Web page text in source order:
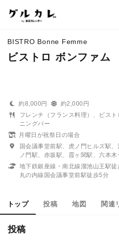
BISTRO Bonne Femme
ビストロ ボンファム
約8,000円
約2,000円
フレンチ（フランス料理）、ビスト
ニングバー
月曜日が祝祭日の場合
国会議事堂前駅、虎ノ門ヒルズ駅
ノ門駅、赤坂駅、霞ヶ関駅、六本木
地下鉄銀座線・南北線溜池山王駅
丸の内線国会議事堂前駅徒歩5分
トップ 投稿 地図 関連
投稿